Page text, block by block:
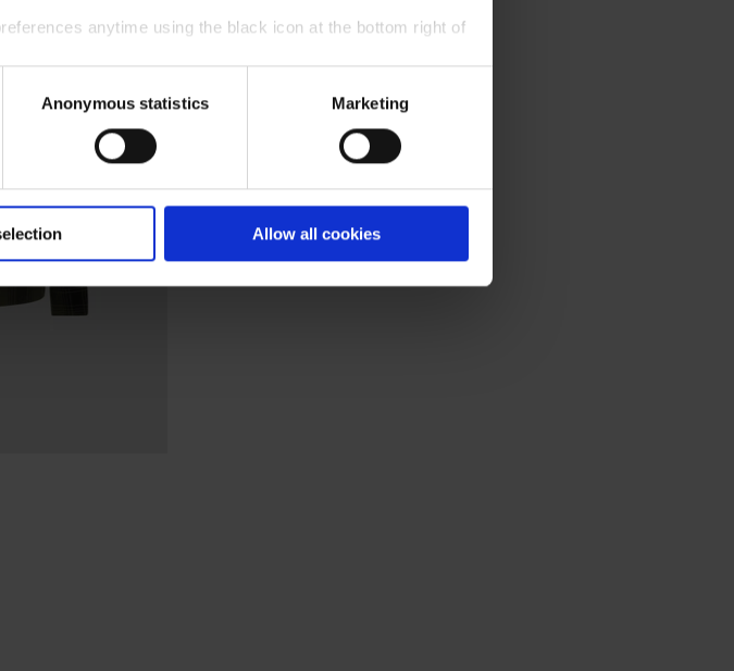
anytime using the black icon at the bottom right of
Anonymous statistics Marketing
Allow all cookies